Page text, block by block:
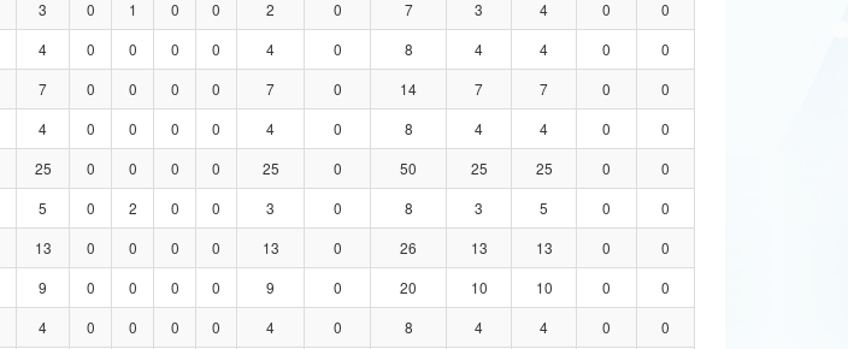
3 0 1 0 0 2 0 7 3 4 0
0
4 0 0 0 0 4 0 8 4 4 0
0
7 0 0 0 0 7 0 14 7 7 0
0
4 0 0 0 0 4 0 8 4 4 0
0
25 0 0 0 0 25 0 50 25 25 0
0
5 0 2 0 0 3 0 8 3 5 0
0
13 0 0 0 0 13 0 26 13 13 0
0
9 0 0 0 0 9 0 20 10 10 0
0
4 0 0 0 0 4 0 8 4 4 0
0